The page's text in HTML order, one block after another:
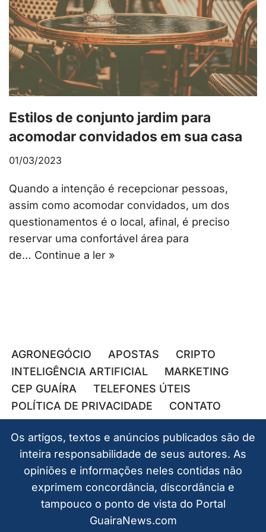
Estilos de conjunto jardim para
acomodar convidados em sua casa
01/03/2023
Quando a intenção é recepcionar pessoas,
assim como acomodar convidados, um dos
questionamentos é o local, afinal, é preciso
reservar uma confortável área para
de… Continue a ler »
AGRONEGÓCIO APOSTAS
CRIPTO
INTELIGÊNCIA ARTIFICIAL
MARKETING
CEP GUAÍRA
TELEFONES ÚTEIS
POLÍTICA DE PRIVACIDADE
CONTATO
Os artigos, textos e anúncios publicados são de
inteira responsabilidade de seus autores. As
opiniões e informações neles contidas não
exprimem concordância, discordância e
tampouco o ponto de vista do Portal
GuairaNews.com